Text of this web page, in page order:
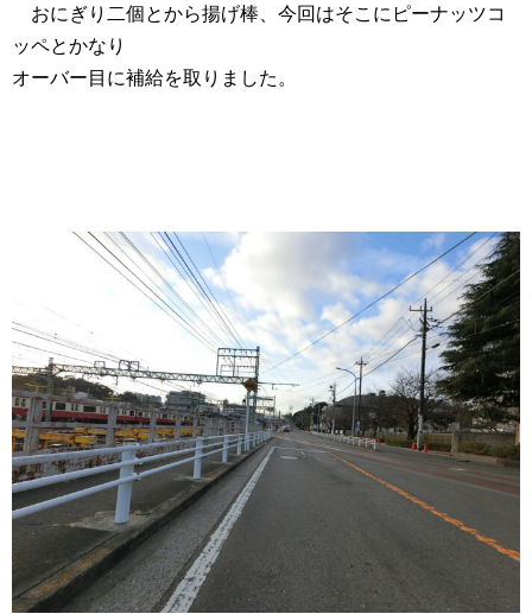
おにぎり二個とから揚げ棒、今回はそこにピーナッツコ
ッペとかなり
オーバー目に補給を取りました。